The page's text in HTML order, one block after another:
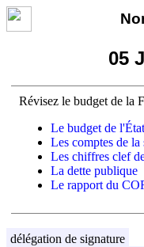
05
Révisez le budget de la
Le budget de l'État
Les comptes de la
Les chiffres clef
La dette publique
Le rapport du
délégation de signature